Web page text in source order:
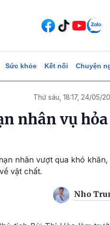
Sức khỏe Kết nối Chuyện
Thứ sáu, 18:17, 24/05/
nhân vụ hỏa
nhân vượt qua khó khăn,
vật chất.
Nho